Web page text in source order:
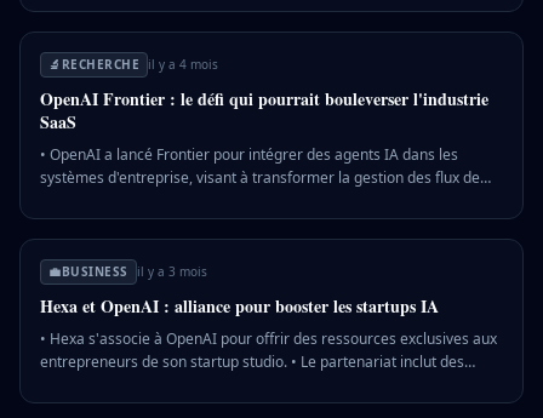
d'experts pour optimiser l'inférence. • Trinity-Large-Thinking
surpasse dans les benchmarks d'agent mais reste en retrait dans le
raisonnement général. 💡 Pourquoi c'est important : Arcee AI
alternative puissante et ouverte aux modèles de raisonnement
actuels.
🔬 RECHERCHE il y a 4 mois
OpenAI Frontier : le défi qui pourrait bouleverser l'industrie
SaaS
• OpenAI a lancé Frontier pour intégrer des agents IA dans les
systèmes d'entreprise, visant à transformer la gestion des flux de
d'augmenter la part des revenus d'entreprise d'OpenAI à 50 % d'ici
fin 2023. • Les acteurs SaaS traditionnels, comme Salesforce,
réagissent en ajustant leurs modèles de tarification face à la
agents IA pourrait redéfinir les modèles économiques du SaaS,
impactant profondément les stratégies des entreprises
technologiques.
💼BUSINESS il y a 3 mois
Hexa et OpenAI : alliance pour booster les startups IA
• Hexa s'associe à OpenAI pour offrir des ressources exclusives aux
entrepreneurs de son startup studio. • Le partenariat inclut des
collaboratifs. • Hexa vise à multiplier par dix les chances de succès